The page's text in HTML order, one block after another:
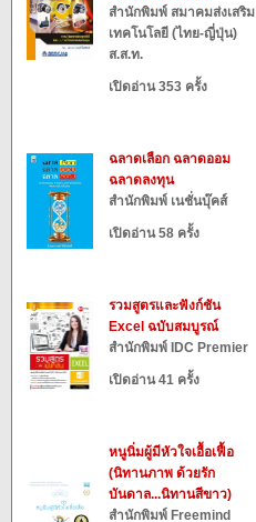
สำนักพิมพ์ สมาคมส่งเสริม
เทคโนโลยี (ไทย-ญี่ปุ่น)
ส.ส.ท.
เปิดอ่าน 353 ครั้ง
ฉลาดเลือก ฉลาดออม
ฉลาดลงทุน
สำนักพิมพ์ เนชั่นบุ๊คส์
เปิดอ่าน 58 ครั้ง
รวมสูตรและฟังก์ชัน
Excel ฉบับสมบูรณ์
สำนักพิมพ์ IDC Premier
เปิดอ่าน 41 ครั้ง
หนูนิ่มผู้มีหัวใจเอื้อเฟื้อ
(นิทานภาพ ด้วยรัก
บันดาล...นิทานสีขาว)
สำนักพิมพ์ Freemind